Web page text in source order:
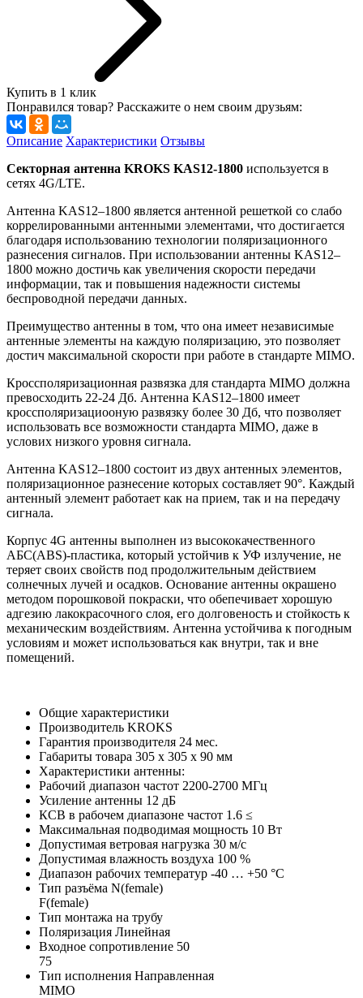
Купить в 1 клик
Понравился товар? Расскажите о нем своим друзьям:
Описание Характеристики Отзывы
Секторная антенна KROKS KAS12-1800 используется в
сетях 4G/LTE.
Антенна KAS12–1800 является антенной решеткой со слабо
коррелированными антенными элементами, что достигается
благодаря использованию технологии поляризационного
разнесения сигналов. При использовании антенны KAS12–
1800 можно достичь как увеличения скорости передачи
информации, так и повышения надежности системы
беспроводной передачи данных.
Преимущество антенны в том, что она имеет независимые
антенные элементы на каждую поляризацию, это позволяет
достич максимальной скорости при работе в стандарте MIMO.
Кроссполяризационная развязка для стандарта MIMO должна
превосходить 22-24 Дб. Антенна KAS12–1800 имеет
кроссполяризациооную развязку более 30 Дб, что позволяет
использовать все возможности стандарта MIMO, даже в
услових низкого уровня сигнала.
Антенна KAS12–1800 состоит из двух антенных элементов,
поляризационное разнесение которых составляет 90°. Каждый
антенный элемент работает как на прием, так и на передачу
сигнала.
Корпус 4G антенны выполнен из высококачественного
АБС(ABS)-пластика, который устойчив к УФ излучение, не
теряет своих свойств под продолжительным действием
солнечных лучей и осадков. Основание антенны окрашено
методом порошковой покраски, что обепечивает хорошую
адгезию лакокрасочного слоя, его долговеность и стойкость к
механическим воздействиям. Антенна устойчива к погодным
условиям и может использоваться как внутри, так и вне
помещений.
Общие характеристики
Производитель KROKS
Гарантия производителя 24 мес.
Габариты товара 305 x 305 x 90 мм
Характеристики антенны:
Рабочий диапазон частот 2200-2700 МГц
Усиление антенны 12 дБ
КСВ в рабочем диапазоне частот 1.6 ≤
Максимальная подводимая мощность 10 Вт
Допустимая ветровая нагрузка 30 м/с
Допустимая влажность воздуха 100 %
Диапазон рабочих температур -40 … +50 °C
Тип разъёма N(female)
F(female)
Тип монтажа на трубу
Поляризация Линейная
Входное сопротивление 50
75
Тип исполнения Направленная
MIMO